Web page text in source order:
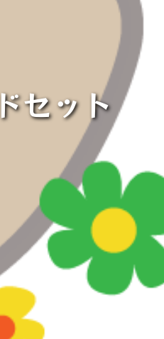
セット